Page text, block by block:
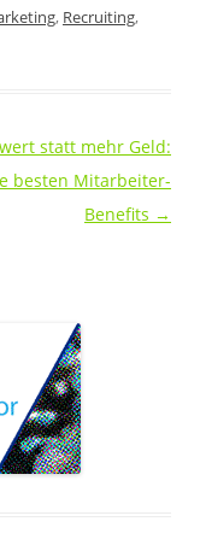
, Recruiting,
statt mehr Geld:
besten Mitarbeiter-
Benefits →